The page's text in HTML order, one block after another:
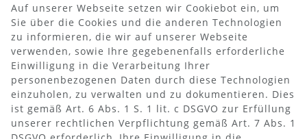
Auf unserer Webseite setzen wir Cookiebot ein, um
Sie über die Cookies und die anderen Technologien
zu informieren, die wir auf unserer Webseite
verwenden, sowie Ihre gegebenenfalls erforderliche
Einwilligung in die Verarbeitung Ihrer
personenbezogenen Daten durch diese Technologien
einzuholen, zu verwalten und zu dokumentieren. Dies
ist gemäß Art. 6 Abs. 1 S. 1 lit. c DSGVO zur Erfüllung
unserer rechtlichen Verpflichtung gemäß Art. 7 Abs. 1